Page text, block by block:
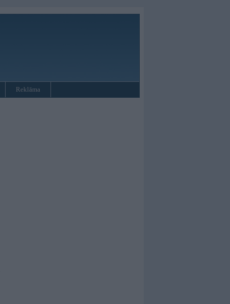
Reklāma